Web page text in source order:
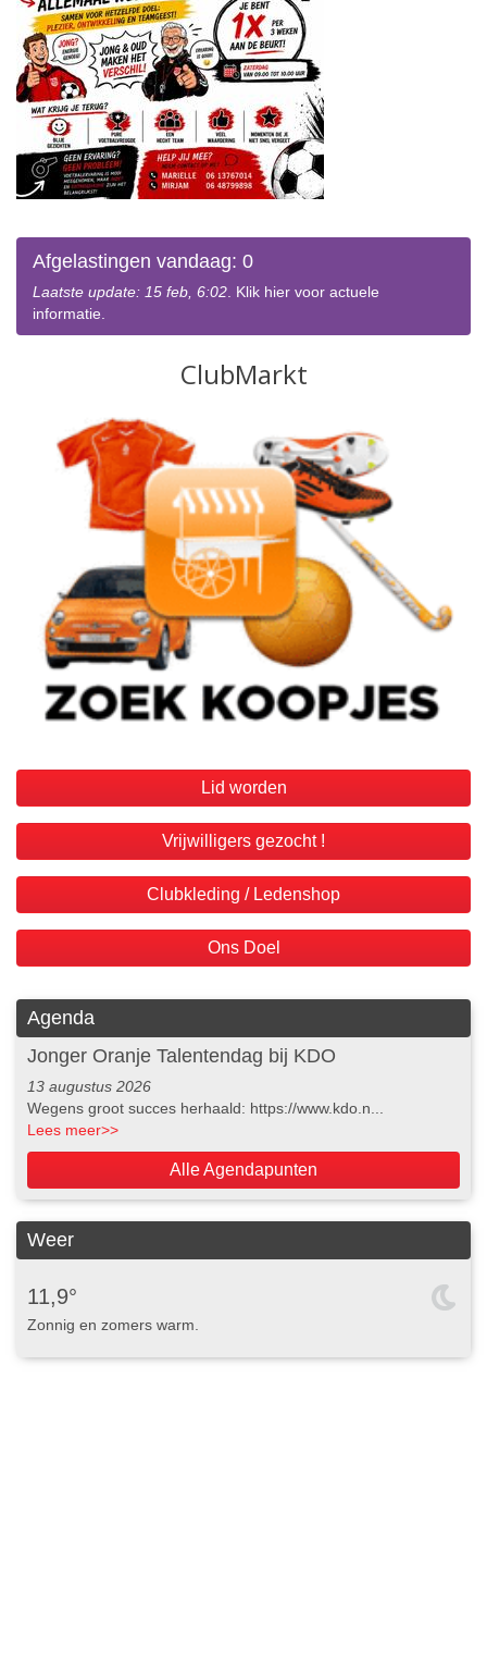
Afgelastingen vandaag: 0
Laatste update: 15 feb, 6:02. Klik hier voor actuele
informatie.
Lid worden
Vrijwilligers gezocht !
Clubkleding / Ledenshop
Ons Doel
Agenda
Jonger Oranje Talentendag bij KDO
13 augustus 2026
Wegens groot succes herhaald: https://www.kdo.n...
Lees meer>>
Alle Agendapunten
Weer
11,9°
Zonnig en zomers warm